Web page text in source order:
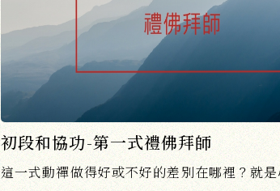
初段和協功-第一式禮佛拜師